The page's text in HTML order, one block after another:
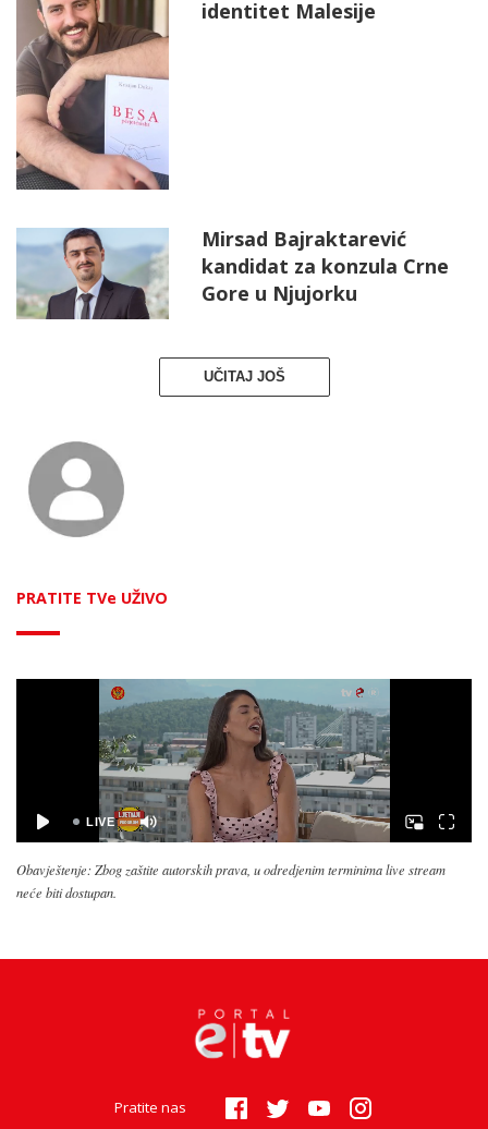
identitet Malesije
Mirsad Bajraktarević
kandidat za konzula Crne
Gore u Njujorku
UČITAJ JOŠ
PRATITE TVe UŽIVO
Obavještenje: Zbog zaštite autorskih prava, u odredjenim terminima live stream
neće biti dostupan.
Pratite nas